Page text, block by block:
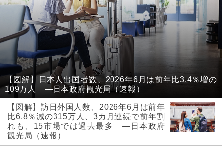
【図解】日本人出国者数、2026年6月は前年比3.4％増の
109万人 ―日本政府観光局（速報）
【図解】訪日外国人数、2026年6月は前年
比6.8％減の315万人、3カ月連続で前年割
れも、15市場では過去最多 ―日本政府
観光局（速報）